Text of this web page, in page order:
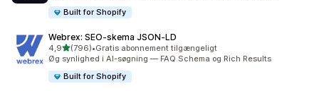
Built for Shopify
Webrex: SEO‑skema JSON‑LD
4,9ud af 5 stjerner
(796)
796 anmeldelser i alt
•Gratis abonnement tilgængeligt
Øg synlighed i AI-søgning — FAQ Schema og Rich Results
Built for Shopify